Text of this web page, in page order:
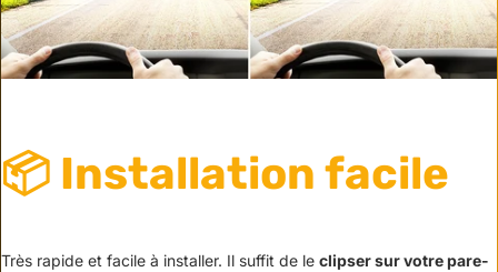
📦 Installation facile
Très rapide et facile à installer. Il suffit de le clipser sur votre pare-